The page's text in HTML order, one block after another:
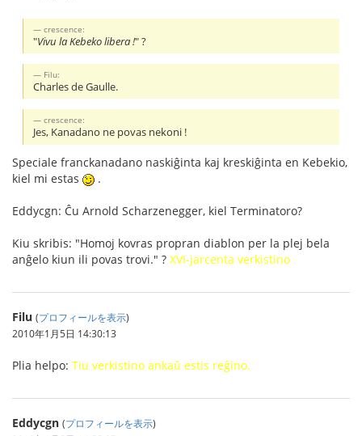
crescence:
"Vivu la Kebeko libera !" ?
Filu:
Charles de Gaulle.
crescence:
Jes, Kanadano ne povas nekoni !
Speciale franckanadano naskiĝinta kaj kreskiĝinta en Kebekio,
kiel mi estas
.
Eddycgn: Ĉu Arnold Scharzenegger, kiel Terminatoro?
Kiu skribis: "Homoj kovras propran diablon per la plej bela
anĝelo kiun ili povas trovi." ? XVI-jarcenta verkistino
Filu (プロフィールを表示)
2010年1月5日 14:30:13
Plia helpo: Tiu verkistino ankaŭ estis reĝino.
Eddycgn (プロフィールを表示)